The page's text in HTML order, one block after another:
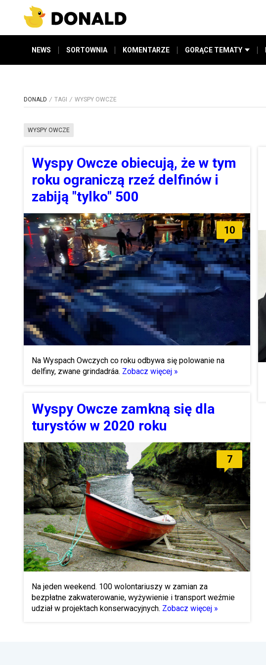
NEWS SORTOWNIA KOMENTARZE GORĄCE TEMATY
DONALD TAGI WYSPY OWCZE
WYSPY OWCZE
Wyspy Owcze obiecują, że w tym
roku ograniczą rzeź delfinów i
zabiją "tylko" 500
10
Na Wyspach Owczych co roku odbywa się polowanie na
delfiny, zwane grindadráa. Zobacz więcej »
Wyspy Owcze zamkną się dla
turystów w 2020 roku
7
Na jeden weekend. 100 wolontariuszy w zamian za
bezpłatne zakwaterowanie, wyżywienie i transport weźmie
udział w projektach konserwacyjnych. Zobacz więcej »